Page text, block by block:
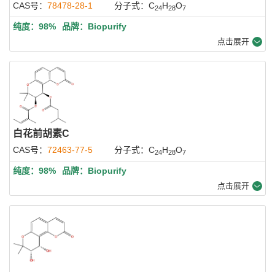
CAS号： 78478-28-1 分子式：C24H28O7
纯度：98% 品牌：Biopurify
点击展开
白花前胡素C
CAS号： 72463-77-5 分子式：C24H28O7
纯度：98% 品牌：Biopurify
点击展开